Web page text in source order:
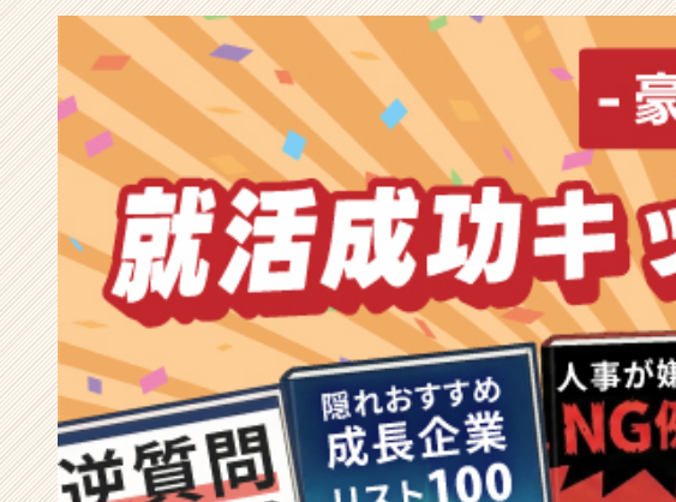
記
事
|
ベ
ン
チ
ー・
成
長
企
業
か
ら
カ
ウ
ト
が
届